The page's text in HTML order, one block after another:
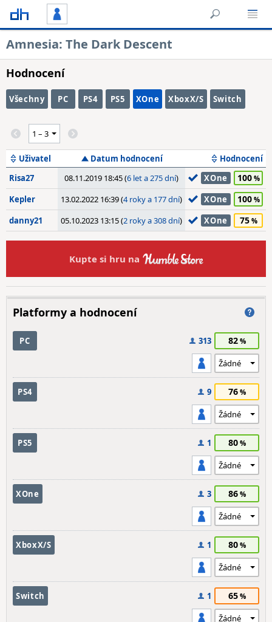
Amnesia: The Dark Descent
Hodnocení
Všechny PC PS4 PS5 XOne XboxX/S Switch
Uživatel Datum hodnocení
Hodnocení
Risa27
08.11.2019 18:45 (6 let a 275 dní) XOne 100
Kepler 13.02.2022 16:39 (4 roky a 177 dní) XOne 100
danny21 05.10.2023 13:15 (2 roky a 308 dní) XOne 75
Kupte si hru na
Platformy a hodnocení
PC 313 82
PS4 9 76
PS5 1 80
XOne 3 86
XboxX/S 1 80
Switch 1 65